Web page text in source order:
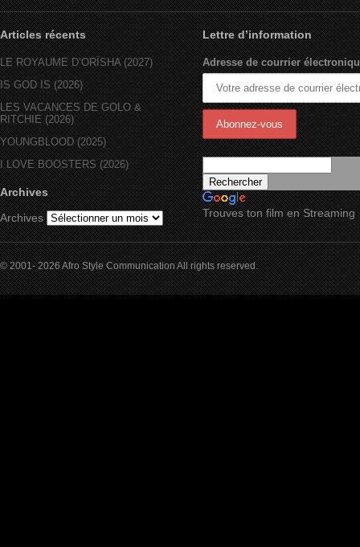
Articles récents
LE ROYAUME D’ORÏSHA (2027)
IS GOD IS (2026)
LES VACANCES DE GOLO &
RITCHIE (2026)
YOUNGBLOOD (2025)
I LOVE BOOSTERS (2026)
Archives
Archives
Lettre d’information
Adresse de courrier
Trouves ton film en Streaming
© 2001- 2026 Afro Style Communication All rights reserved.